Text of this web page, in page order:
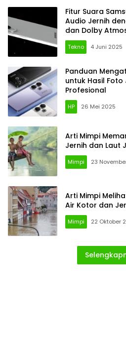
Fitur Suara
Audio Jernih
dan Dolby
Tekno 4 Juni 2025
Panduan
untuk Hasil Foto
Profesional
HP 26 Mei 2025
Arti Mimpi
Jernih dan Laut
Mimpi 23
Arti Mimpi
Air Kotor dan
Mimpi 22 Oktober